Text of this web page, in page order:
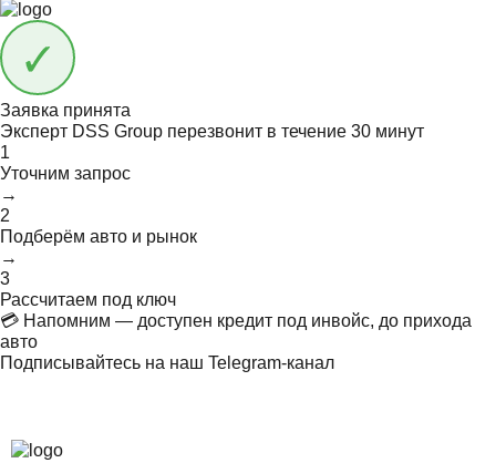
Заявка принята
Эксперт DSS Group перезвонит в течение 30 минут
1
Уточним запрос
→
2
Подберём авто и рынок
→
3
Рассчитаем под ключ
💳 Напомним — доступен кредит под инвойс, до прихода
авто
Подписывайтесь на наш Telegram-канал